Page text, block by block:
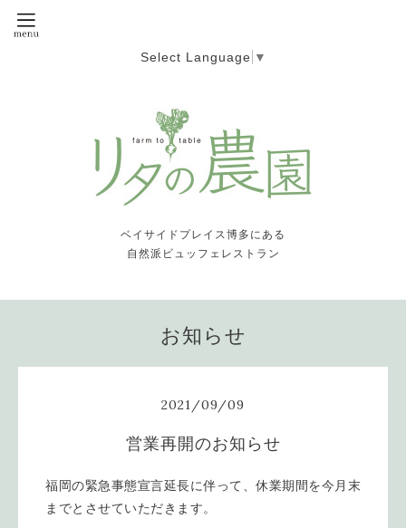
Select Language ▼
ベイサイドプレイス博多にある
自然派ビュッフェレストラン
お知らせ
2021/09/09
営業再開のお知らせ
福岡の緊急事態宣言延長に伴って、休業期間を今月末
までとさせていただきます。